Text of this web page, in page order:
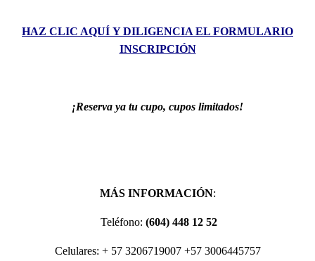
HAZ CLIC AQUÍ Y DILIGENCIA EL FORMULARIO
INSCRIPCIÓN
¡Reserva ya tu cupo, cupos limitados!
MÁS INFORMACIÓN:
Teléfono: (604) 448 12 52
Celulares: + 57 3206719007 +57 3006445757